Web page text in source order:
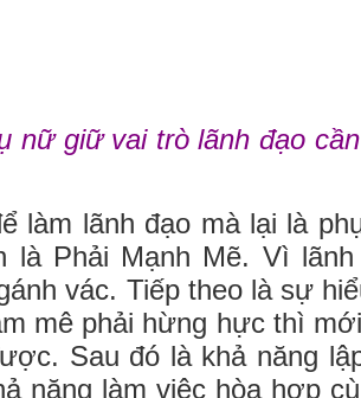
nữ giữ vai trò lãnh đạo
làm lãnh đạo mà lại là
là Phải Mạnh Mẽ. Vì
vác. Tiếp theo là sự
mê phải hừng hực thì
Sau đó là khả năng
năng làm việc hòa hợp